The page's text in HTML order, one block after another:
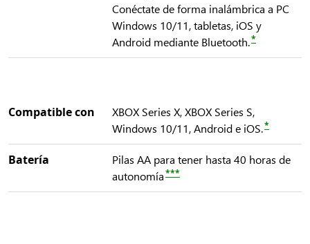
Conéctate de forma inalámbrica a PC
Windows 10/11, tabletas, iOS y
Android mediante Bluetooth.*
Compatible con
XBOX Series X, XBOX Series S,
Windows 10/11, Android e iOS.*
Batería
Pilas AA para tener hasta 40 horas de
autonomía***